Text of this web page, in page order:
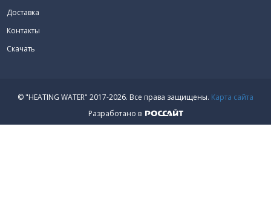
Доставка
Контакты
Скачать
© "HEATING WATER" 2017-2026. Все права защищены. Карта сайта
Разработано в